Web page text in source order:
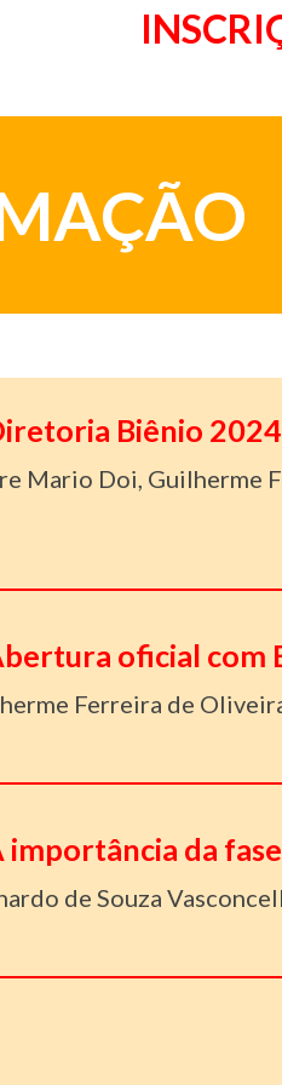
Biênio
Mario Doi, Guilherme
oficial com
Ferreira de
importância da
de Souza